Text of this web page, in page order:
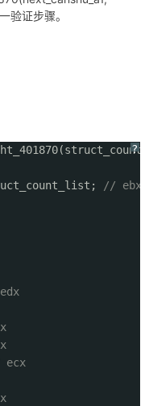
验证步骤。
?
// ebx